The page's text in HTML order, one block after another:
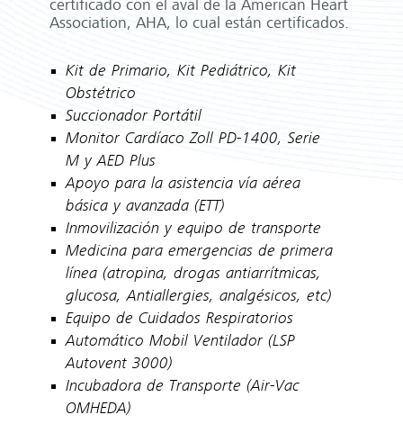
certificado con el aval de la American Heart
Association, AHA, lo cual están certificados.
Kit de Primario, Kit Pediátrico, Kit
Obstétrico
Succionador Portátil
Monitor Cardíaco Zoll PD-1400, Serie
M y AED Plus
Apoyo para la asistencia vía aérea
básica y avanzada (ETT)
Inmovilización y equipo de transporte
Medicina para emergencias de primera
línea (atropina, drogas antiarrítmicas,
glucosa, Antiallergies, analgésicos, etc)
Equipo de Cuidados Respiratorios
Automático Mobil Ventilador (LSP
Autovent 3000)
Incubadora de Transporte (Air-Vac
OMHEDA)